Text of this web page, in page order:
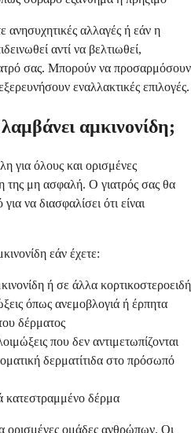
ανησυχητικές αλλαγές ή εάν η
αντί να βελτιωθεί,
σας. Μπορούν να προσαρμόσουν
εναλλακτικές επιλογές.
αμκινονίδη;
για όλους και ορισμένες
της μη ασφαλή. Ο γιατρός σας θα
να διασφαλίσει ότι είναι
εάν έχετε:
ή σε άλλα κορτικοστεροειδή
όπως ανεμοβλογιά ή έρπητα
δέρματος
που δεν αντιμετωπίζονται
δερματίτιδα στο πρόσωπό
κατεστραμμένο δέρμα
ορισμένες ομάδες ανθρώπων. Οι